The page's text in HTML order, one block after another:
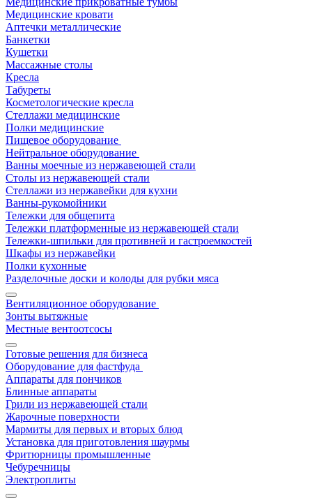
Медицинские кровати
Аптечки металлические
Банкетки
Кушетки
Массажные столы
Кресла
Табуреты
Косметологические кресла
Стеллажи медицинские
Полки медицинские
Пищевое оборудование
Нейтральное оборудование
Ванны моечные из нержавеющей стали
Столы из нержавеющей стали
Стеллажи из нержавейки для кухни
Ванны-рукомойники
Тележки для общепита
Тележки платформенные из нержавеющей стали
Тележки-шпильки для противней и гастроемкостей
Шкафы из нержавейки
Полки кухонные
Разделочные доски и колоды для рубки мяса
Вентиляционное оборудование
Зонты вытяжные
Местные вентоотсосы
Готовые решения для бизнеса
Оборудование для фастфуда
Аппараты для пончиков
Блинные аппараты
Грили из нержавеющей стали
Жарочные поверхности
Мармиты для первых и вторых блюд
Установка для приготовления шаурмы
Фритюрницы промышленные
Чебуречницы
Электроплиты